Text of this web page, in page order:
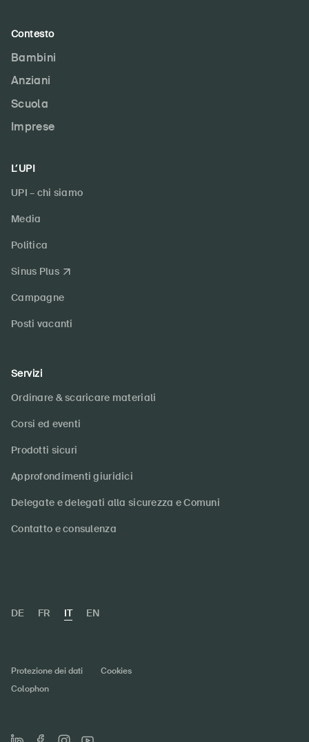
DE FR
Home
Contesto
Bambini
Anziani
Scuola
Imprese
L’UPI
UPI – chi siamo
Media
Politica
Sinus Plus
Campagne
Posti vacanti
Servizi
Ordinare & scaricare materiali
Corsi ed eventi
Prodotti sicuri
Approfondimenti giuridici
Delegate e delegati alla sicurezza e Comuni
Contatto e consulenza
DE FR IT EN
Protezione dei dati
Cookies
Colophon